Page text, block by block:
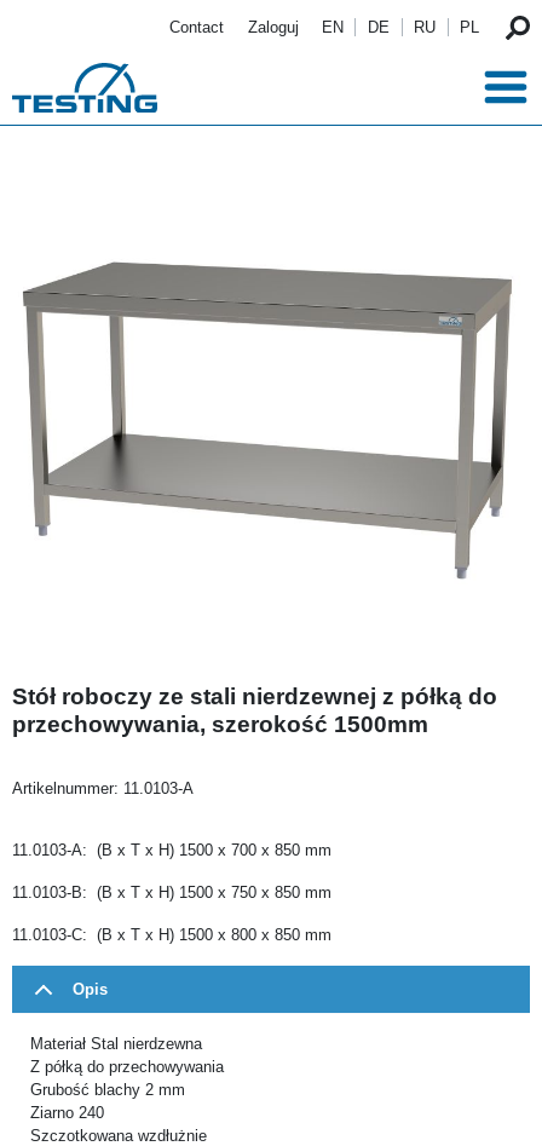
Contact Zaloguj EN DE RU PL
Stół roboczy ze stali nierdzewnej z półką do
przechowywania, szerokość 1500mm
Artikelnummer: 11.0103-A
11.0103-A: (B x T x H) 1500 x 700 x 850 mm
11.0103-B: (B x T x H) 1500 x 750 x 850 mm
11.0103-C: (B x T x H) 1500 x 800 x 850 mm
Opis
Materiał Stal nierdzewna
Z półką do przechowywania
Grubość blachy 2 mm
Ziarno 240
Szczotkowana wzdłużnie